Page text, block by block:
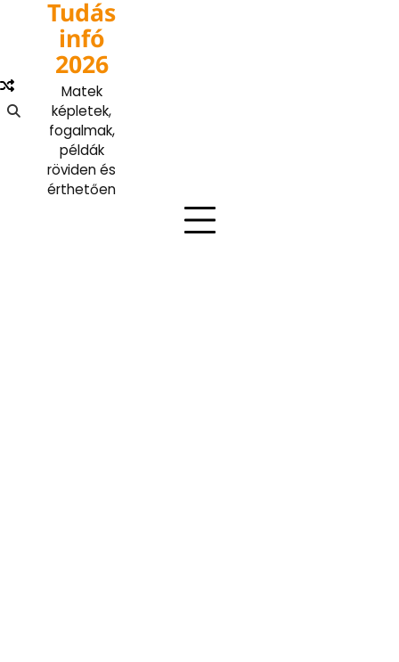
Tudás
infó
2026
Matek
képletek,
fogalmak,
példák
röviden és
érthetően